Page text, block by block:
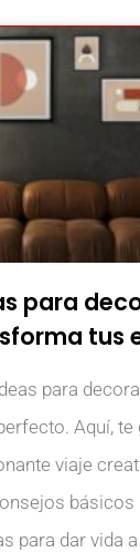
para
tus
para
Aquí, te
viaje
básicos
para dar vida